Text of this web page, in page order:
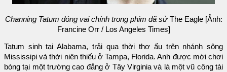
Channing Tatum đóng vai chính trong phim dã sửThe Eagle [Ảnh:
Francine Orr / Los Angeles Times]
Tatum sinh tại Alabama, trải qua thời thơ ấu trên nhánh sông
Mississipi và thời niên thiếu ở Tampa, Florida. Anh được mời chơi
bóng tại một trường cao đẳng ở Tây Virginia và là một vũ công tài